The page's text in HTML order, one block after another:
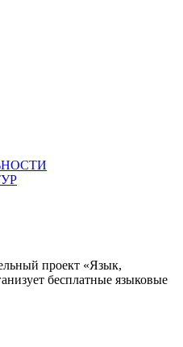
проект «Язык,
бесплатные языковые